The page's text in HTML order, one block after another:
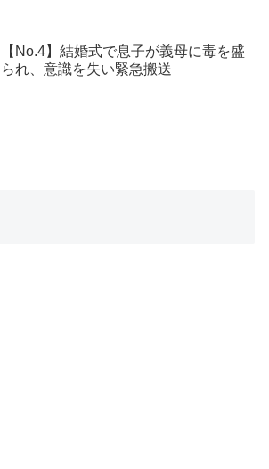
【No.4】結婚式で息子が義母に毒を盛
られ、意識を失い緊急搬送